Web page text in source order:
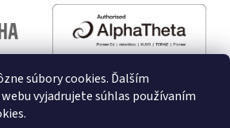
súbory cookies. Ďalším
vyjadrujete súhlas používaním